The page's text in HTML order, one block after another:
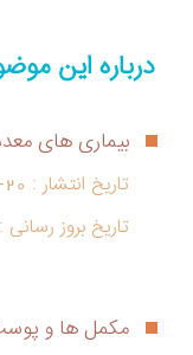
درباره این
بیماری های
تاریخ انتشار :
تاریخ بروز رسانی :
مکمل ها و